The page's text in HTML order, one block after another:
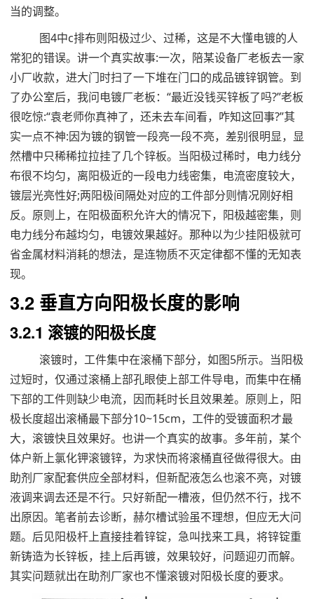
当的调整。
图4中c排布则阳极过少、过稀，这是不大懂电镀的人
常犯的错误。讲一个真实故事:一次，陪某设备厂老板去一家
小厂收款，进大门时扫了一下堆在门口的成品镀锌钢管。到
了办公室后，我问电镀厂老板：“最近没钱买锌板了吗?”老板
很吃惊:“袁老师你真神了，还未去车间看，咋知这回事?”其
实一点不神:因为镀的钢管一段亮一段不亮，差别很明显，显
然槽中只稀稀拉拉挂了几个锌板。当阳极过稀时，电力线分
布很不均匀，离阳极近的一段电力线密集，电流密度较大，
镀层光亮性好;两阳极间隔处对应的工件部分则情况刚好相
反。原则上，在阳极面积允许大的情况下，阳极越密集，则
电力线分布越均匀，电镀效果越好。那种以为少挂阳极就可
省金属材料消耗的想法，是连物质不灭定律都不懂的无知表
现。
3.2 垂直方向阳极长度的影响
3.2.1 滚镀的阳极长度
滚镀时，工件集中在滚桶下部分，如图5所示。当阳极
过短时，仅通过滚桶上部孔眼使上部工件导电，而集中在桶
下部的工件则缺少电流，因而耗时长且效果差。原则上，阳
极长度超出滚桶最下部分10~15cm，工件的受镀面积才最
大，滚镀快且效果好。也讲一个真实的故事。多年前，某个
体户新上氯化钾滚镀锌，为求快而将滚桶直径做得很大。由
助剂厂家配套供应全部材料，但新配液怎么也滚不亮，对镀
液调来调去还是不行。只好新配一槽液，但仍然不行，找不
出原因。笔者前去诊断，赫尔槽试验虽不理想，但应无大问
题。后见阳极杆上直接挂着锌锭，急叫找来工具，将锌锭重
新铸造为长锌板，挂上后再镀，效果较好，问题迎刃而解。
其实问题就出在助剂厂家也不懂滚镀对阳极长度的要求。